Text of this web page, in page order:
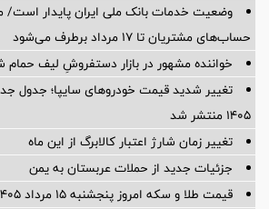
وضعیت خدمات بانک ملی ایران پایدار است/
حساب‌های مشتریان تا ۱۷ مرداد برطرف می‌شود
خواننده مشهور در بازار دستفروشِ لیف
۱۴۰۵ منتشر شد
تغییر زمان شارژ اعتبار کالابرگ از این ماه
جزئیات جدید از حملات عربستان به یمن
قیمت طلا و سکه امروز پنجشنبه ۱۵ مرداد ۱۴۰۵